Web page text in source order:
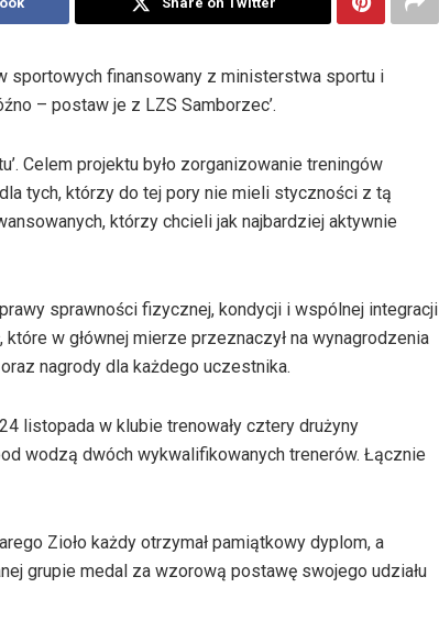
sportowych finansowany z ministerstwa sportu i
– postaw je z LZS Samborzec’.
Celem projektu było zorganizowanie treningów
tych, którzy do tej pory nie mieli styczności z tą
którzy chcieli jak najbardziej aktywnie
sprawności fizycznej, kondycji i wspólnej integracji
w głównej mierze przeznaczył na wynagrodzenia
nagrody dla każdego uczestnika.
listopada w klubie trenowały cztery drużyny
wodzą dwóch wykwalifikowanych trenerów. Łącznie
Zioło każdy otrzymał pamiątkowy dyplom, a
grupie medal za wzorową postawę swojego udziału